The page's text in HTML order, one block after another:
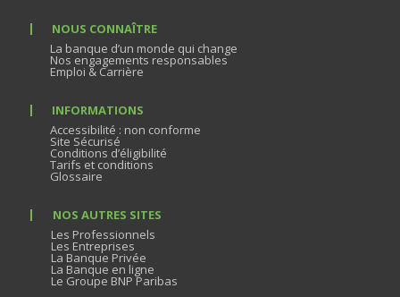
NOUS CONNAÎTRE
La banque d’un monde qui change
Nos engagements responsables
Emploi & Carrière
INFORMATIONS
Accessibilité : non conforme
Site Sécurisé
Conditions d’éligibilité
Tarifs et conditions
Glossaire
NOS AUTRES SITES
Les Professionnels
Les Entreprises
La Banque Privée
La Banque en ligne
Le Groupe BNP Paribas